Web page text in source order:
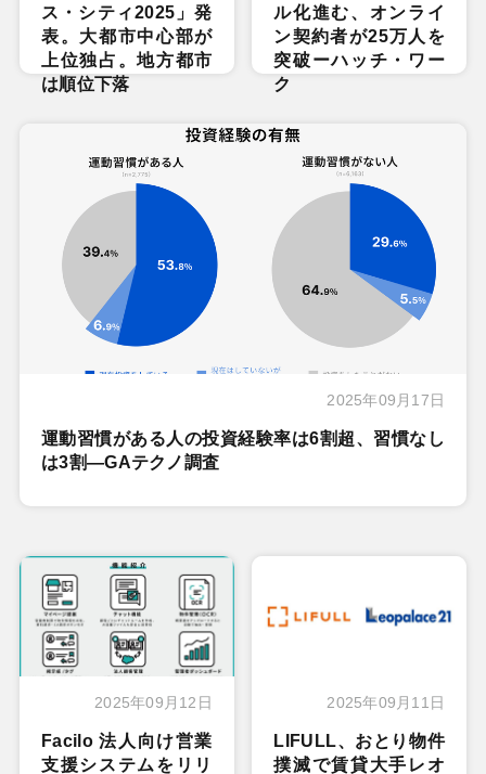
ス・シティ2025」発
表。大都市中心部が
上位独占。地方都市
は順位下落
ル化進む、オンライ
ン契約者が25万人を
突破ーハッチ・ワー
ク
2025年09月17日
運動習慣がある人の投資経験率は6割超、習慣なし
は3割―GAテクノ調査
2025年09月12日
Facilo 法人向け営業
支援システムをリリ
2025年09月11日
LIFULL、おとり物件
撲滅で賃貸大手レオ